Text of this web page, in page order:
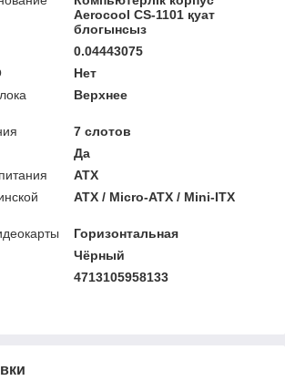
Aerocool CS-1101 қуат
блогынсыз
0.04443075
Нет
Верхнее
7 слотов
Да
ATX
ATX / Micro-ATX / Mini-ITX
Горизонтальная
Чёрный
4713105958133